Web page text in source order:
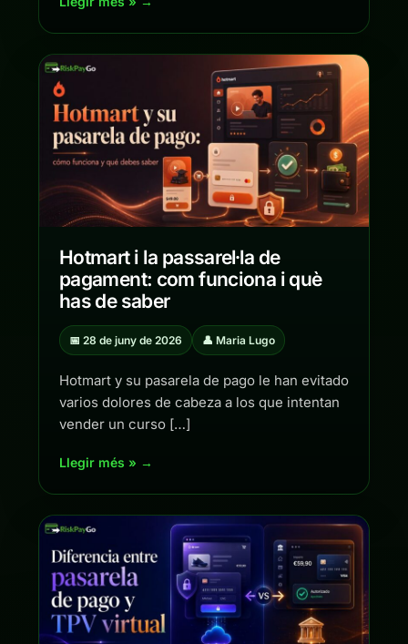
Hotmart i la passarel·la de
pagament: com funciona i què
has de saber
📅 28 de juny de 2026 👤 Maria Lugo
Hotmart y su pasarela de pago le han evitado
varios dolores de cabeza a los que intentan
vender un curso […]
Llegir més » →